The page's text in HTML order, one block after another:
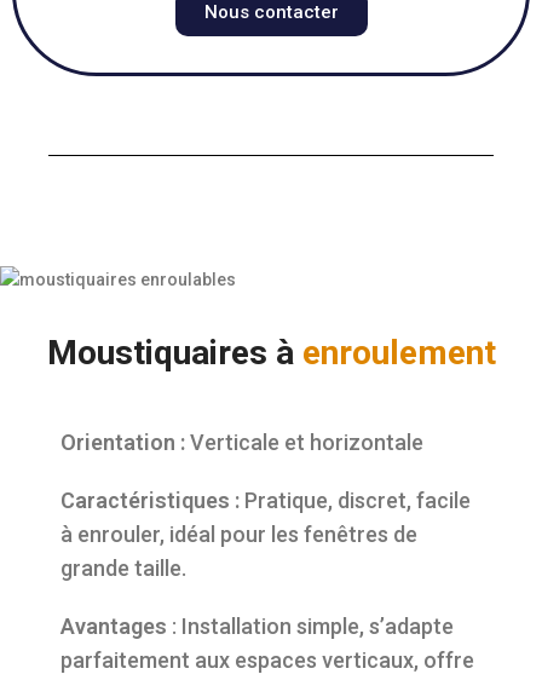
Nous contacter
Moustiquaires à enroulement
Orientation :Verticale et horizontale
Caractéristiques : Pratique, discret, facile
à enrouler, idéal pour les fenêtres de
grande taille.
Avantages : Installation simple, s’adapte
parfaitement aux espaces verticaux, offre